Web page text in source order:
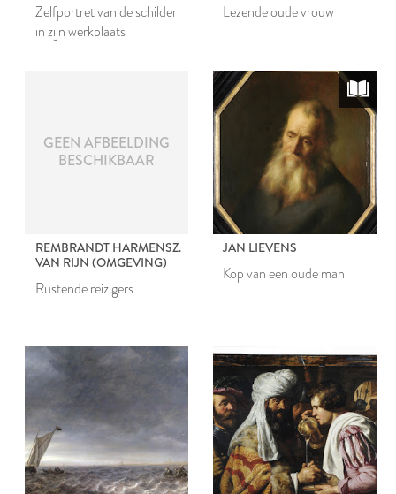
Zelfportret van de schilder
in zijn werkplaats
Lezende oude vrouw
GEEN AFBEELDING
BESCHIKBAAR
REMBRANDT HARMENSZ.
VAN RIJN (OMGEVING)
Rustende reizigers
JAN LIEVENS
Kop van een oude man